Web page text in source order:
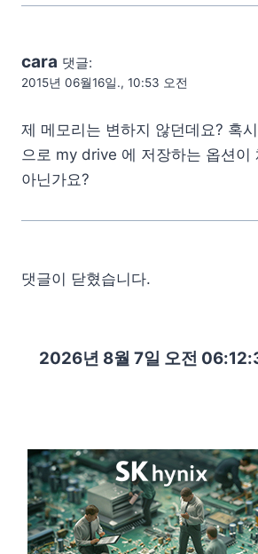
cara 댓글:
2015년 06월16일., 10:53 오전
제 메모리는 변하지 않던데요? 혹
으로 my drive 에 저장하는 옵션이
아닌가요?
댓글이 닫혔습니다.
2026년 8월 7일 오전